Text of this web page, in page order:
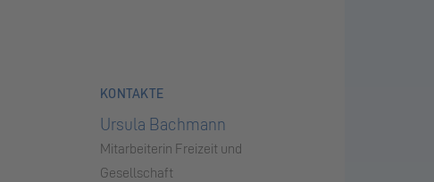
KONTAKTE
Ursula Bachmann
Mitarbeiterin Freizeit und
Gesellschaft